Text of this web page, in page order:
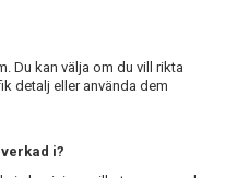
Du kan välja om du vill rikta
detalj eller använda dem
i?